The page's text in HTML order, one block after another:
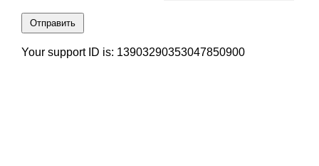
Отправить
Your support ID is: 13903290353047850900